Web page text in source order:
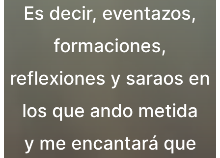
Es decir, eventazos,
formaciones,
reflexiones y saraos en
los que ando metida
y me encantará que